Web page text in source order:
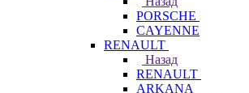
PORSCHE
CAYENNE
RENAULT
Назад
RENAULT
ARKANA